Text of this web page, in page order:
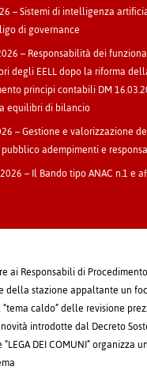
– Sistemi di intelligenza
di governance
– Responsabilità dei
degli EELL dopo la riforma
principi contabili DM
equilibri di bilancio
– Gestione e valorizzazione
adempimenti e
– Il Bando tipo ANAC n.1 e
ai Responsabili di
della stazione appaltante un
caldo” delle revisione
introdotte dal Decreto
DEI COMUNI” organizza un